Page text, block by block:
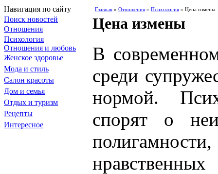
Навигация по сайту
Поиск новостей
Отношения
Психология
Отношения и любовь
Женское здоровье
Мода и стиль
Салон красоты
Дом и семья
Отдых и туризм
Рецепты
Интересное
Главная » Отношения » Психология » Цена измены
Цена измены
В
среди
нормой.
спорят о